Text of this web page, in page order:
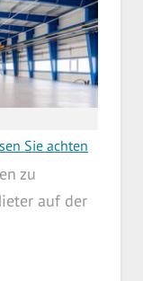
Sie achten
zu
auf der